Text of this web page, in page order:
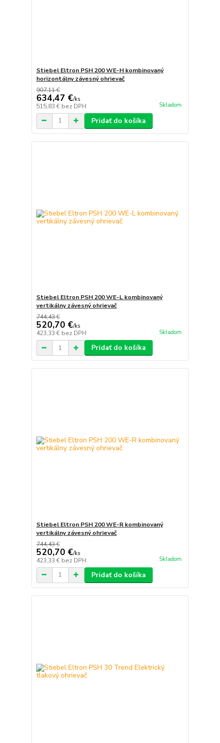
Stiebel Eltron PSH 200 WE-H kombinovaný
horizontálny závesný ohrievač
907,11 €
634,47 €/ks
515,83 € bez DPH Skladom
Pridať do košíka
Stiebel Eltron PSH 200 WE-L kombinovaný
vertikálny závesný ohrievač
744,43 €
520,70 €/ks
423,33 € bez DPH Skladom
Pridať do košíka
Stiebel Eltron PSH 200 WE-R kombinovaný
vertikálny závesný ohrievač
744,43 €
520,70 €/ks
423,33 € bez DPH Skladom
Pridať do košíka